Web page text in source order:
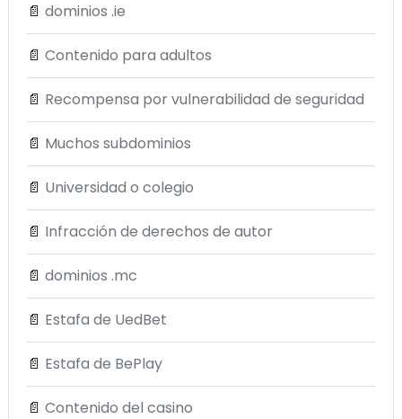
📄 dominios .ie
📄 Contenido para adultos
📄 Recompensa por vulnerabilidad de seguridad
📄 Muchos subdominios
📄 Universidad o colegio
📄 Infracción de derechos de autor
📄 dominios .mc
📄 Estafa de UedBet
📄 Estafa de BePlay
📄 Contenido del casino